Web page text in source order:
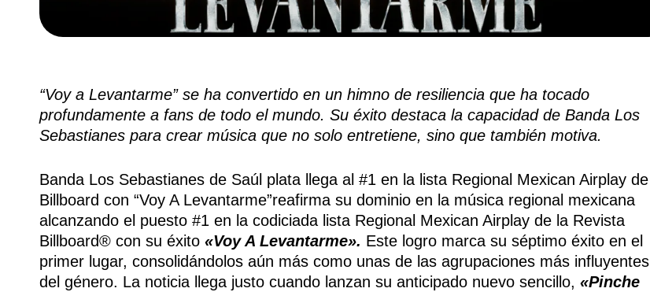
“Voy a Levantarme” se ha convertido en un himno de resiliencia que ha tocado
profundamente a fans de todo el mundo. Su éxito destaca la capacidad de Banda Los
Sebastianes para crear música que no solo entretiene, sino que también motiva.
Banda Los Sebastianes de Saúl plata llega al #1 en la lista Regional Mexican Airplay de
Billboard con “Voy A Levantarme”reafirma su dominio en la música regional mexicana
alcanzando el puesto #1 en la codiciada lista Regional Mexican Airplay de la Revista
Billboard® con su éxito «Voy A Levantarme». Este logro marca su séptimo éxito en el
primer lugar, consolidándolos aún más como unas de las agrupaciones más influyentes
del género. La noticia llega justo cuando lanzan su anticipado nuevo sencillo, «Pinche